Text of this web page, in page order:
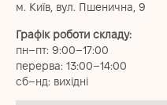
м. Київ, вул. Пшенична, 9
Графік роботи складу:
пн–пт: 9:00–17:00
перерва: 13:00–14:00
сб–нд: вихідні